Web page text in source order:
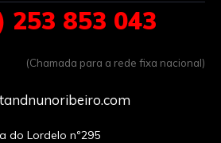
253 853 043
(Chamada para a rede fixa nacional)
do Lordelo nº295